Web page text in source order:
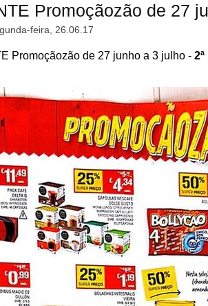
Promoçãozão de 27
feira, 26.06.17
Promoçãozão de 27 junho a 3 julho -